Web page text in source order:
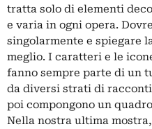
tratta solo di elementi
e varia in ogni opera.
singolarmente e spiegare
meglio. I caratteri e le
fanno sempre parte di un
da diversi strati di
poi compongono un
Nella nostra ultima mostra,